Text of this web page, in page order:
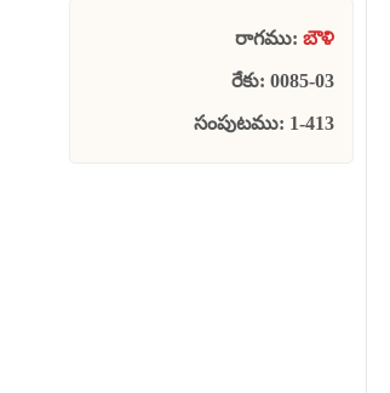
రాగము: బౌళి
రేకు: 0085-03
సంపుటము: 1-413